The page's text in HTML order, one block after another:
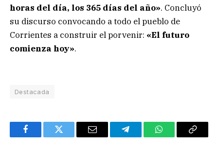
horas del día, los 365 días del año». Concluyó
su discurso convocando a todo el pueblo de
Corrientes a construir el porvenir: «El futuro
comienza hoy».
Destacada
FacebookTwitter Email TelegramWhatsAppCopy